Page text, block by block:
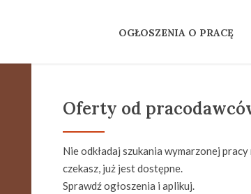
OGŁOSZENIA O PRACĘ
Oferty od
Nie odkładaj szukania wymarzonej
czekasz, już jest dostępne.
Sprawdź ogłoszenia i aplikuj.